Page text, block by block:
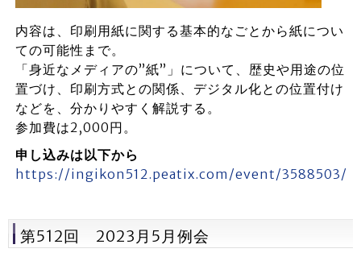
内容は、印刷用紙に関する基本的なごとから紙につい
ての可能性まで。
「身近なメディアの”紙”」について、歴史や用途の位
置づけ、印刷方式との関係、デジタル化との位置付け
などを、分かりやすく解説する。
参加費は2,000円。
申し込みは以下から
https://ingikon512.peatix.com/event/3588503/
第512回 2023月5月例会